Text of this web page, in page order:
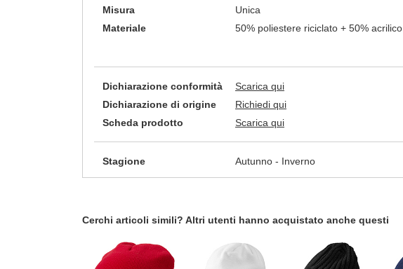
Misura
Unica
Materiale
50% poliestere riciclato + 50% acrilico
Dichiarazione conformità
Scarica qui
Dichiarazione di origine
Richiedi qui
Scheda prodotto
Scarica qui
Stagione Autunno - Inverno
Cerchi articoli simili? Altri utenti hanno acquistato anche questi